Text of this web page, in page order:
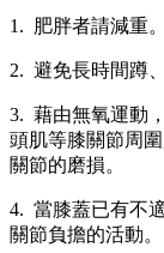
1. 肥胖者請減重。
2. 避免長時間蹲、
3. 藉由無氧運動
頭肌等膝關節周
關節的磨損。
4. 當膝蓋已有不
關節負擔的活動。